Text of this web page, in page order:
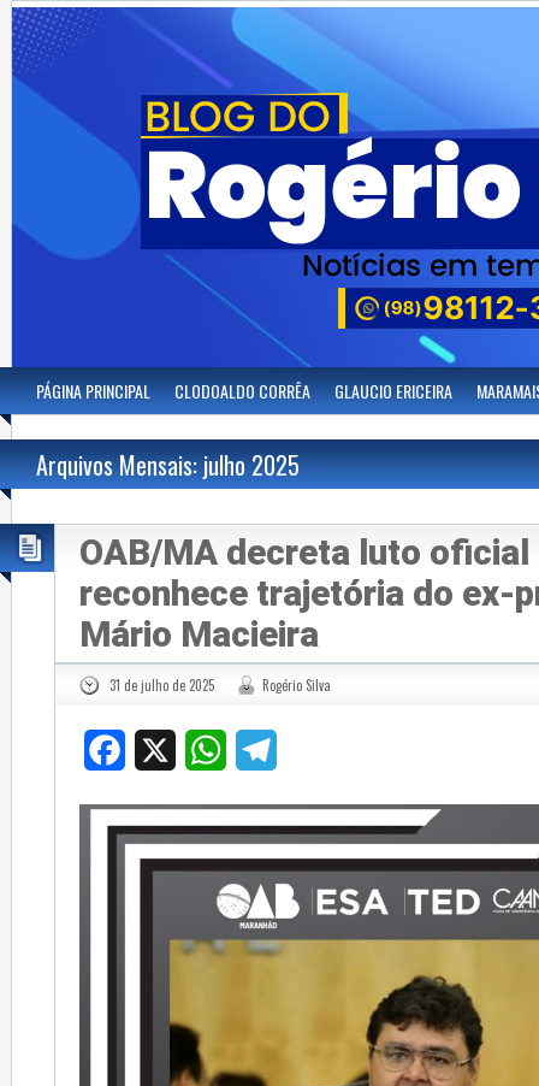
PÁGINA PRINCIPAL CLODOALDO CORRÊA GLAUCIO ERICEIRA
Arquivos Mensais: julho 2025
OAB/MA decreta luto oficial
reconhece trajetória do ex-
Mário Macieira
31 de julho de 2025 Rogério Silva
Facebook WhatsApp